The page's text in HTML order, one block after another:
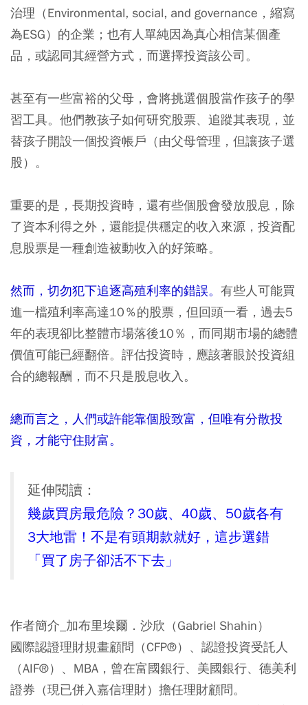
治理（Environmental, social, and governance，縮寫
為ESG）的企業；也有人單純因為真心相信某個產
品，或認同其經營方式，而選擇投資該公司。
甚至有一些富裕的父母，會將挑選個股當作孩子的學
習工具。他們教孩子如何研究股票、追蹤其表現，並
替孩子開設一個投資帳戶（由父母管理，但讓孩子選
股）。
重要的是，長期投資時，還有些個股會發放股息，除
了資本利得之外，還能提供穩定的收入來源，投資配
息股票是一種創造被動收入的好策略。
然而，切勿犯下追逐高殖利率的錯誤。 有些人可能買
進一檔殖利率高達10％的股票，但回頭一看，過去5
年的表現卻比整體市場落後10％，而同期市場的總體
價值可能已經翻倍。評估投資時，應該著眼於投資組
合的總報酬，而不只是股息收入。
總而言之，人們或許能靠個股致富，但唯有分散投
資，才能守住財富。
延伸閱讀：
幾歲買房最危險？30歲、40歲、50歲各有
3大地雷！不是有頭期款就好，這步選錯
「買了房子卻活不下去」
作者簡介_加布里埃爾．沙欣（Gabriel Shahin）
國際認證理財規畫顧問（CFP®）、認證投資受託人
（AIF®）、MBA，曾在富國銀行、美國銀行、德美利
證券（現已併入嘉信理財）擔任理財顧問。